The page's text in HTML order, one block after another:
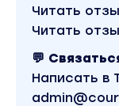
Результаты:
Научитесь
узнаете
страхов.
Читать
Читать
💬
Написать в